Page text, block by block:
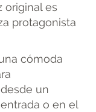
original es
protagonista
cómoda
un
o en el